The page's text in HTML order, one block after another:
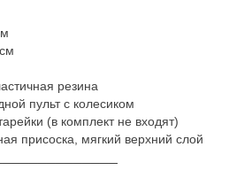
резина
пульт с колесиком
(в комплект не входят)
присоска, мягкий верхний слой